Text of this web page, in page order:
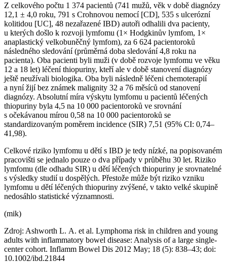
Z celkového počtu 1 374 pacientů (741 mužů, věk v době diagnózy
12,1 ± 4,0 roku, 791 s Crohnovou nemocí [CD], 535 s ulcerózní
kolitidou [UC], 48 nezařazené IBD) autoři odhalili dva pacienty,
u kterých došlo k rozvoji lymfomu (1× Hodgkinův lymfom, 1×
anaplastický velkobuněčný lymfom), za 6 624 pacientoroků
následného sledování (průměrná doba sledování 4,8 roku na
pacienta). Oba pacienti byli muži (v době rozvoje lymfomu ve věku
12 a 18 let) léčení thiopuriny, kteří ale v době stanovení diagnózy
ještě neužívali biologika. Oba byli následně léčeni chemoterapií
a nyní žijí bez známek malignity 32 a 76 měsíců od stanovení
diagnózy. Absolutní míra výskytu lymfomu u pacientů léčených
thiopuriny byla 4,5 na 10 000 pacientoroků ve srovnání
s očekávanou mírou 0,58 na 10 000 pacientoroků se
standardizovaným poměrem incidence (SIR) 7,51 (95% CI: 0,74–
41,98).
Celkové riziko lymfomu u dětí s IBD je tedy nízké, na popisovaném
pracovišti se jednalo pouze o dva případy v průběhu 30 let. Riziko
lymfomu (dle odhadu SIR) u dětí léčených thiopuriny je srovnatelné
s výsledky studií u dospělých. Přestože může být riziko vzniku
lymfomu u dětí léčených thiopuriny zvýšené, v takto velké skupině
nedosáhlo statistické významnosti.
(mik)
Zdroj: Ashworth L. A. et al. Lymphoma risk in children and young
adults with inflammatory bowel disease: Analysis of a large single-
center cohort. Inflamm Bowel Dis 2012 May; 18 (5): 838–43; doi:
10.1002/ibd.21844